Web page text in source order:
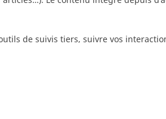
de suivis tiers, suivre vos